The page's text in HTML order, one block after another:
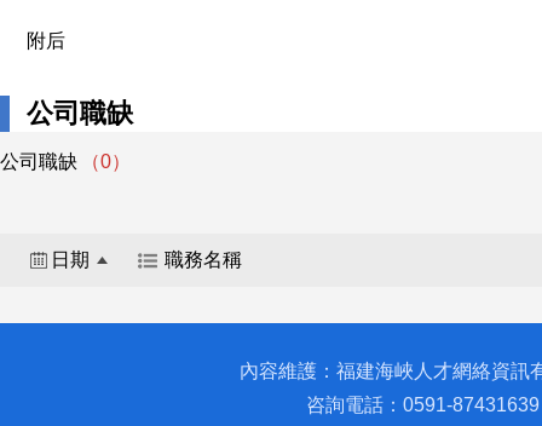
附后
公司職缺
公司職缺 （0）
日期 職務名稱
內容維護：福建海峽人才網絡資
咨詢電話：0591-